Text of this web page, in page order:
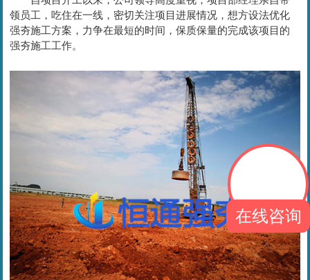
领员工，吃住在一线，密切关注项目进展情况，想方设法优化
强夯施工方案，力争在最短的时间，保质保量的完成该项目的
强夯施工工作。
在线咨询